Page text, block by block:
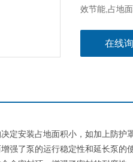
效节能,占地
在线
定安装占地面积小，如加上防护
强了泵的运行稳定性和延长泵的